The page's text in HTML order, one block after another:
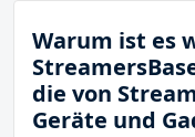
Warum ist es
die von
Geräte und